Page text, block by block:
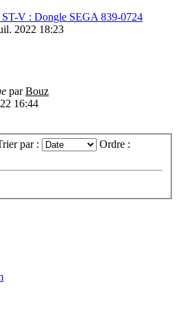
V : Dongle SEGA 839-0724
2022 18:23
parBouz
16:44
par : Ordre :